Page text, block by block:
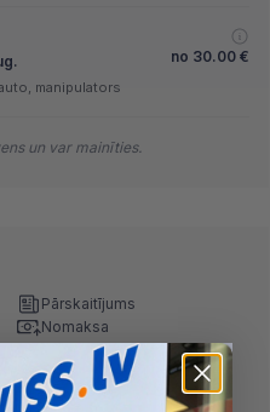
no 30.00 €
manipulators
un var mainīties.
Pārskaitījums
Nomaksa